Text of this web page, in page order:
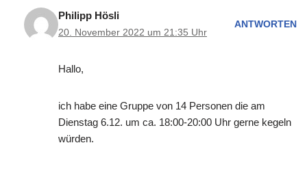
Philipp Hösli
20. November 2022 um 21:35 Uhr
ANTWORTEN
Hallo,
ich habe eine Gruppe von 14 Personen die am
Dienstag 6.12. um ca. 18:00-20:00 Uhr gerne kegeln
würden.